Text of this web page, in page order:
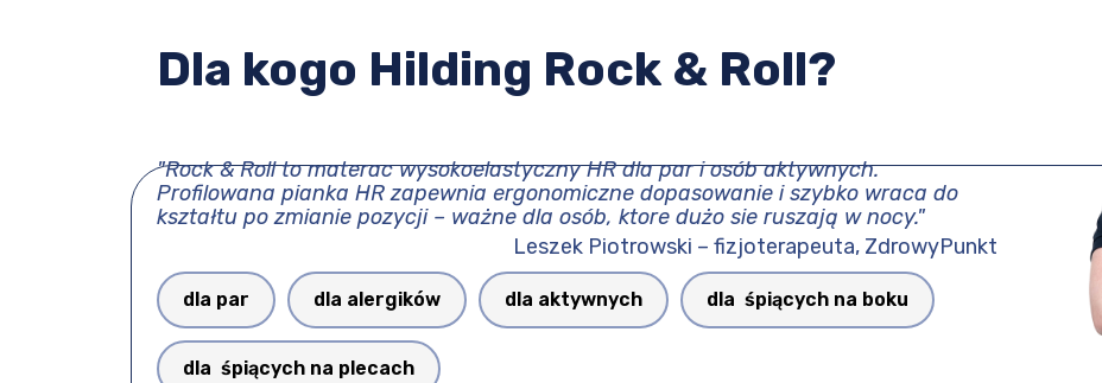
Dla kogo Hilding Rock & Roll?
"Rock & Roll to materac wysokoelastyczny HR dla par i osób aktywnych.
Profilowana pianka HR zapewnia ergonomiczne dopasowanie i szybko wraca do
kształtu po zmianie pozycji – ważne dla osób, ktore dużo sie ruszają w nocy."
Leszek Piotrowski – fizjoterapeuta, ZdrowyPunkt
dla par dla alergików dla aktywnych dla śpiących na boku
dla śpiących na plecach